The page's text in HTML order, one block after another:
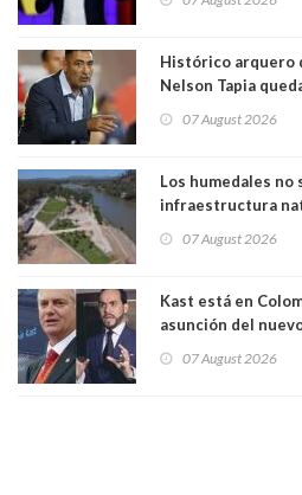
forma de quitar
Histórico arquero
Nelson Tapia
07 August 2026
Los humedales
infraestructura
07 August 2026
Kast está en
asunción del
07 August 2026